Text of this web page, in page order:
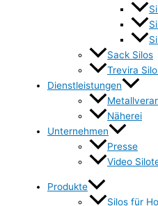
Sack Silos
Trevira
Dienstleistungen
Näherei
Unternehmen
Presse
Video
Produkte
Silos für